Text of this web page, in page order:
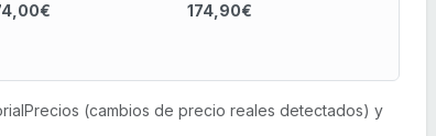
174,90€
(cambios de precio reales detectados) y